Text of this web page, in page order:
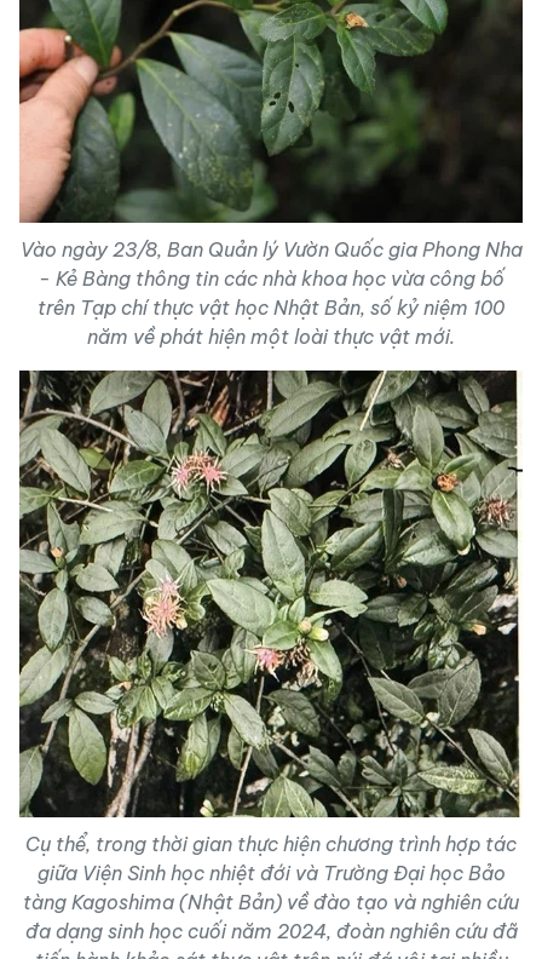
Vào ngày 23/8, Ban Quản lý Vườn Quốc gia Phong Nha
- Kẻ Bàng thông tin các nhà khoa học vừa công bố
trên Tạp chí thực vật học Nhật Bản, số kỷ niệm 100
năm về phát hiện một loài thực vật mới.
Cụ thể, trong thời gian thực hiện chương trình hợp tác
giữa Viện Sinh học nhiệt đới và Trường Đại học Bảo
tàng Kagoshima (Nhật Bản) về đào tạo và nghiên cứu
đa dạng sinh học cuối năm 2024, đoàn nghiên cứu đã